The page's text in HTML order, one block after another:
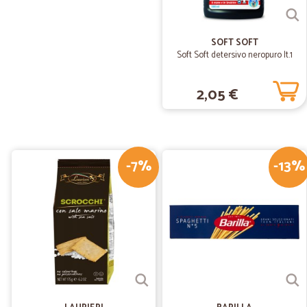
SOFT SOFT
Soft Soft detersivo neropuro lt.1
2,05 €
-7% -13%